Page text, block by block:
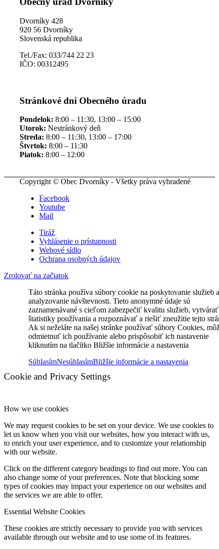
Dvorníky 428
920 56 Dvorníky
Slovenská republika
Tel./Fax: 033/744 22 23
IČO: 00312495
Stránkové dni Obecného úradu
Pondelok: 8:00 – 11:30, 13:00 – 15:00
Utorok: Nestránkový deň
Streda: 8:00 – 11:30, 13:00 – 17:00
Štvrtok: 8:00 – 11:30
Piatok: 8:00 – 12:00
Copyright © Obec Dvorníky - Všetky práva vyhradené
Facebook
Youtube
Mail
Tiráž
Vyhlásenie o prístupnosti
Webové sídlo
Ochrana osobných údajov
Zrolovať na začiatok
Táto stránka používa súbory cookie na poskytovanie služieb a
analyzovanie návštevnosti. Tieto anonymné údaje sú
zaznamenávané s cieľom zabezpečiť kvalitu služieb, vytvárať
štatistiky používania a rozpoznávať a riešiť zneužitie tejto
Ak si neželáte na našej stránke používať súbory Cookies,
odmietnuť ich používanie alebo prispôsobiť ich nastavenie
kliknutím na tlačítko Bližšie informácie a nastavenia
SúhlasímNesúhlasímBližšie informácie a nastavenia
Cookie and Privacy Settings
How we use cookies
We may request cookies to be set on your device. We use cookies to
let us know when you visit our websites, how you interact with us,
to enrich your user experience, and to customize your relationship
with our website.
Click on the different category headings to find out more. You can
also change some of your preferences. Note that blocking some
types of cookies may impact your experience on our websites and
the services we are able to offer.
Essential Website Cookies
These cookies are strictly necessary to provide you with services
available through our website and to use some of its features.